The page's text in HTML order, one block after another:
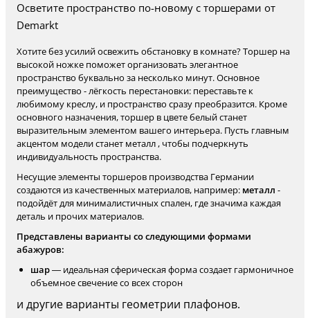
Осветите пространство по-новому с торшерами от
Demarkt
Хотите без усилий освежить обстановку в комнате? Торшер на
высокой ножке поможет организовать элегантное
пространство буквально за несколько минут. Основное
преимущество - лёгкость перестановки: переставьте к
любимому креслу, и пространство сразу преобразится. Кроме
основного назначения, торшер в цвете белый станет
выразительным элементом вашего интерьера. Пусть главным
акцентом модели станет металл , чтобы подчеркнуть
индивидуальность пространства.
Несущие элементы торшеров производства Германии
создаются из качественных материалов, например: металл -
подойдёт для минималистичных спален, где значима каждая
деталь и прочих материалов.
Представлены варианты со следующими формами
абажуров:
шар— идеальная сферическая форма создает гармоничное
объемное свечение со всех сторон
и другие варианты геометрии плафонов.